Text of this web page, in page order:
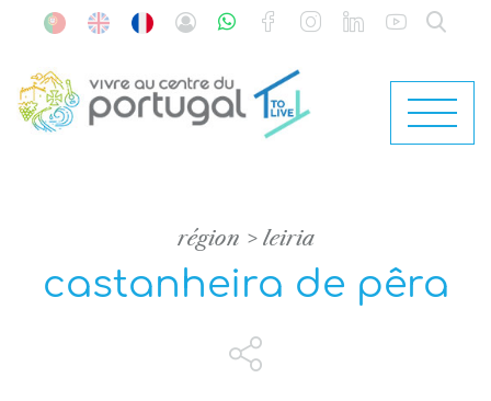
région leiria
castanheira de pêra